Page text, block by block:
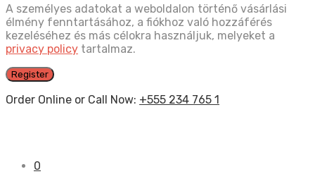
A személyes adatokat a weboldalon történő vásárlási
élmény fenntartásához, a fiókhoz való hozzáférés
kezeléséhez és más célokra használjuk, melyeket a
privacy policy tartalmaz.
Register
Order Online or Call Now: +555 234 765 1
0